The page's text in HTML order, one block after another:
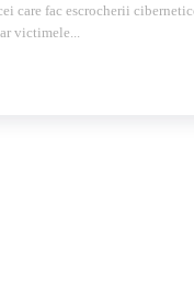
care fac escrocherii
victimele...